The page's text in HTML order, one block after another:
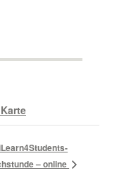
– online